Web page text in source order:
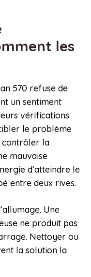
les
570 refuse de
un sentiment
vérifications
le problème
contrôler la
mauvaise
d’atteindre le
entre deux rives.
Une
ne produit pas
Nettoyer ou
la solution la